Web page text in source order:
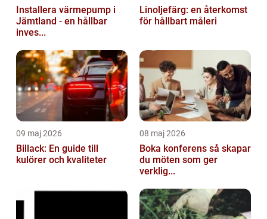
Installera värmepump i
Jämtland - en hållbar
inves...
Linoljefärg: en återkomst
för hållbart måleri
09 maj 2026
Billack: En guide till
kulörer och kvaliteter
08 maj 2026
Boka konferens så skapar
du möten som ger
verklig...